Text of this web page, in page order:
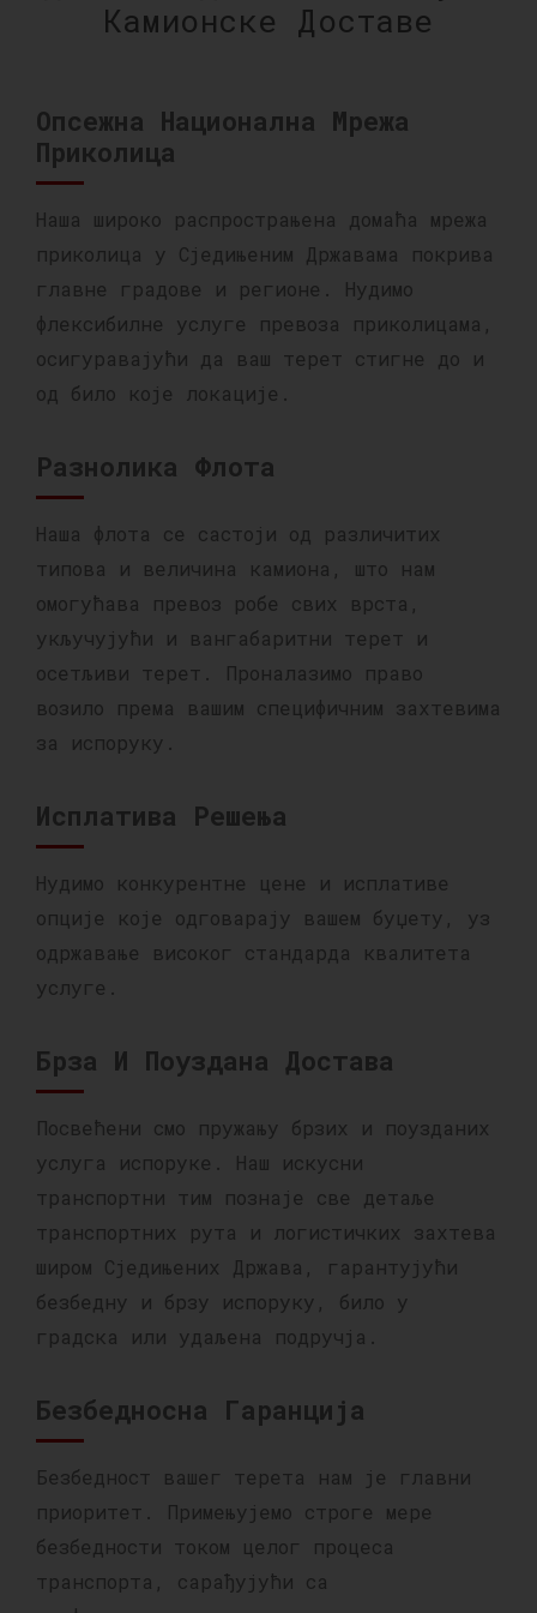
Камионске Доставе
Опсежна Национална Мрежа
Приколица
Наша широко распрострањена домаћа мрежа
приколица у Сједињеним Државама покрива
главне градове и регионе. Нудимо
флексибилне услуге превоза приколицама,
осигуравајући да ваш терет стигне до и
од било које локације.
Разнолика Флота
Наша флота се састоји од различитих
типова и величина камиона, што нам
омогућава превоз робе свих врста,
укључујући и вангабаритни терет и
осетљиви терет. Проналазимо право
возило према вашим специфичним захтевима
за испоруку.
Исплатива Решења
Нудимо конкурентне цене и исплативе
опције које одговарају вашем буџету, уз
одржавање високог стандарда квалитета
услуге.
Брза И Поуздана Достава
Посвећени смо пружању брзих и поузданих
услуга испоруке. Наш искусни
транспортни тим познаје све детаље
транспортних рута и логистичких захтева
широм Сједињених Држава, гарантујући
безбедну и брзу испоруку, било у
градска или удаљена подручја.
Безбедносна Гаранција
Безбедност вашег терета нам је главни
приоритет. Примењујемо строге мере
безбедности током целог процеса
транспорта, сарађујући са